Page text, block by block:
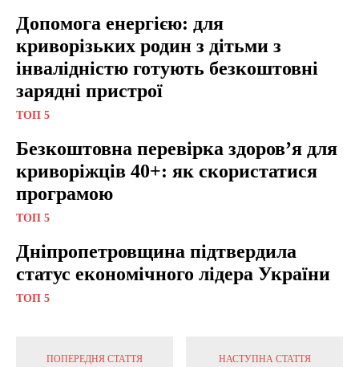
Допомога енергією: для
криворізьких родин з дітьми з
інвалідністю готують безкоштовні
зарядні пристрої
ТОП 5
Безкоштовна перевірка здоров’я для
криворіжців 40+: як скористатися
програмою
ТОП 5
Дніпропетровщина підтвердила
статус економічного лідера України
ТОП 5
ПОПЕРЕДНЯ СТАТТЯ НАСТУПНА СТАТТЯ